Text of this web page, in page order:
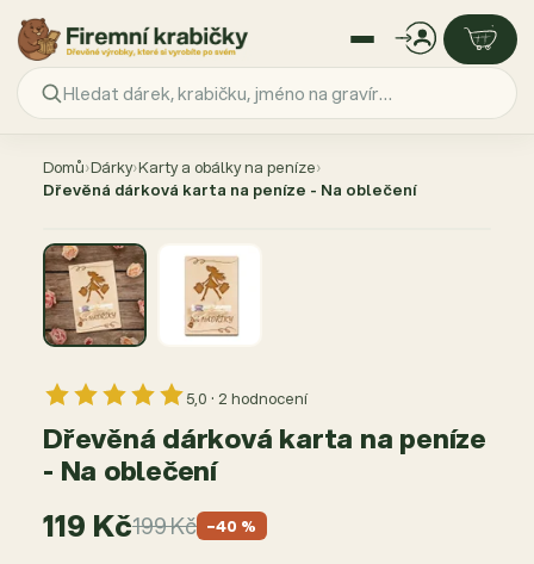
obsah
Domů›Dárky›Karty a obálky na peníze›
Dřevěná dárková karta na peníze - Na oblečení
AKCE −40 %
5,0 · 2 hodnocení
Dřevěná dárková karta na peníze
- Na oblečení
119 Kč199 Kč −40 %